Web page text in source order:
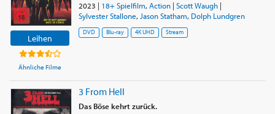
Leihen
Ähnliche Filme
2023 | 18+ Spielfilm, Action| Scott Waugh|
Sylvester Stallone, Jason Statham, Dolph Lundgren
DVD Blu-ray 4K UHD Stream
3 From Hell
Das Böse kehrt zurück.